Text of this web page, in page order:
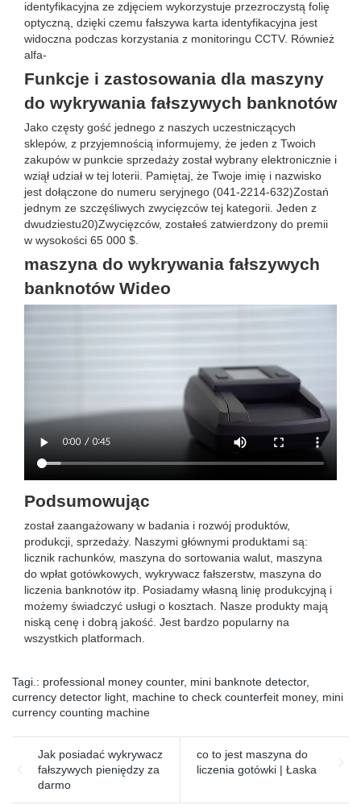
identyfikacyjna ze zdjęciem wykorzystuje przezroczystą folię
optyczną, dzięki czemu fałszywa karta identyfikacyjna jest
widoczna podczas korzystania z monitoringu CCTV. Również
alfa-
Funkcje i zastosowania dla maszyny
do wykrywania fałszywych banknotów
Jako częsty gość jednego z naszych uczestniczących
sklepów, z przyjemnością informujemy, że jeden z Twoich
zakupów w punkcie sprzedaży został wybrany elektronicznie i
wziął udział w tej loterii. Pamiętaj, że Twoje imię i nazwisko
jest dołączone do numeru seryjnego (041-2214-632)Zostań
jednym ze szczęśliwych zwycięzców tej kategorii. Jeden z
dwudziestu20)Zwycięzców, zostałeś zatwierdzony do premii
w wysokości 65 000 $.
maszyna do wykrywania fałszywych
banknotów Wideo
Podsumowując
został zaangażowany w badania i rozwój produktów,
produkcji, sprzedaży. Naszymi głównymi produktami są:
licznik rachunków, maszyna do sortowania walut, maszyna
do wpłat gotówkowych, wykrywacz fałszerstw, maszyna do
liczenia banknotów itp. Posiadamy własną linię produkcyjną i
możemy świadczyć usługi o kosztach. Nasze produkty mają
niską cenę i dobrą jakość. Jest bardzo popularny na
wszystkich platformach.
Tagi.: professional money counter, mini banknote detector,
currency detector light machine to check counterfeit money, mini
currency counting machine
Jak posiadać wykrywacz
fałszywych pieniędzy za
darmo
co to jest maszyna do
liczenia gotówki | Łaska